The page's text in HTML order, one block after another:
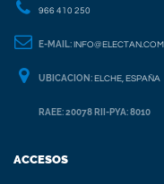
966 410 250
E-MAIL: INFO@ELECTAN.COM
UBICACION: ELCHE, ESPAÑA
RAEE: 20078 RII-PYA: 8010
ACCESOS